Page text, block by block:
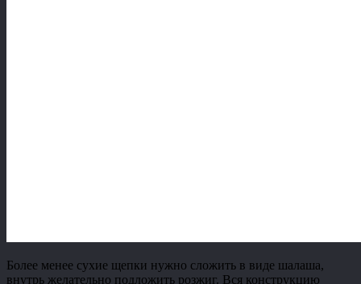
Более менее сухие щепки нужно сложить в виде шалаша,
внутрь желательно подложить розжиг. Вся конструкцию